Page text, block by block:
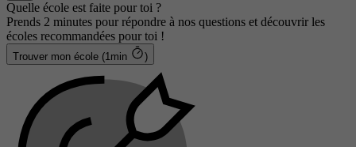
Quelle école est faite pour toi ?
Prends 2 minutes pour répondre à nos questions et découvrir les
écoles recommandées pour toi !
Trouver mon école (1min )